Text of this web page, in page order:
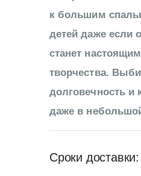
к большим
детей даже если
станет
творчества.
долговечность и
даже в
Сроки доставки: